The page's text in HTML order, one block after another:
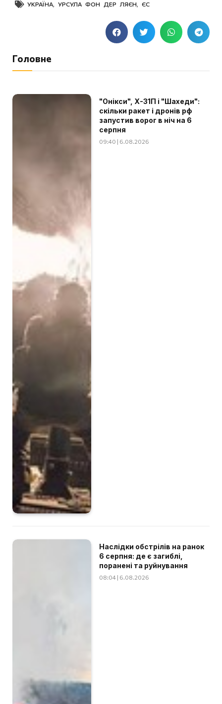
УКРАЇНА, УРСУЛА ФОН ДЕР ЛЯЄН, ЄС
Головне
"Онікси", Х-31П і "Шахеди":
скільки ракет і дронів рф
запустив ворог в ніч на 6
серпня
09:40 | 6.08.2026
Наслідки обстрілів на ранок
6 серпня: де є загиблі,
поранені та руйнування
08:04 | 6.08.2026